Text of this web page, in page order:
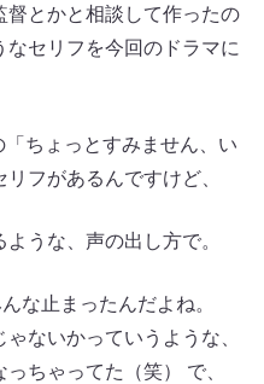
とかと相談して作ったの
セリフを今回のドラマに
ちょっとすみません、い
フがあるんですけど、
うな、声の出し方で。
な止まったんだよね。
ないかっていうような、
ちゃってた（笑） で、